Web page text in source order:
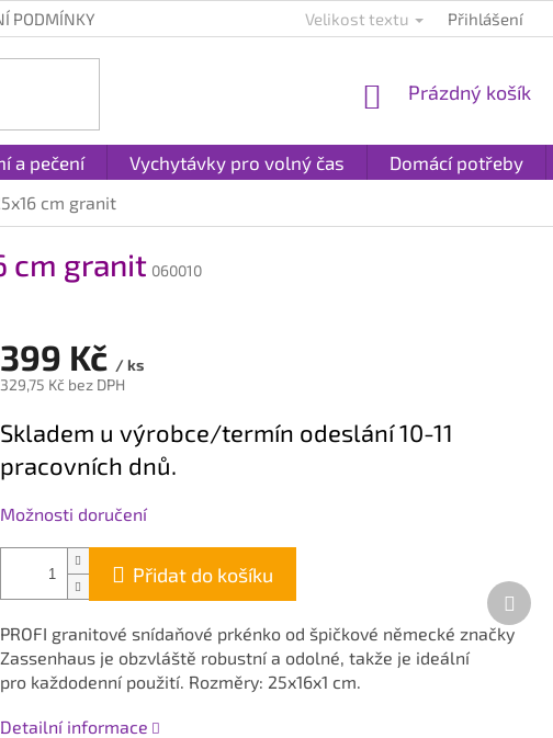
PODMÍNKY PLATBA A DOPRAVA REKLAMACE
Velikost textu Přihlášení
NÁKUPNÍ
Prázdný košík
a pečení Vychytávky pro volný čas Domácí potřeby
cm granit
cm granit 060010
399 Kč / ks
329,75 Kč bez DPH
cena:
Skladem u výrobce/termín odeslání 10-11
pracovních dnů.
Možnosti doručení
Přidat do košíku
PROFI granitové snídaňové prkénko od špičkové německé značky
Zassenhaus je obzvláště robustní a odolné, takže je ideální
pro každodenní použití. Rozměry: 25x16x1 cm.
Detailní informace